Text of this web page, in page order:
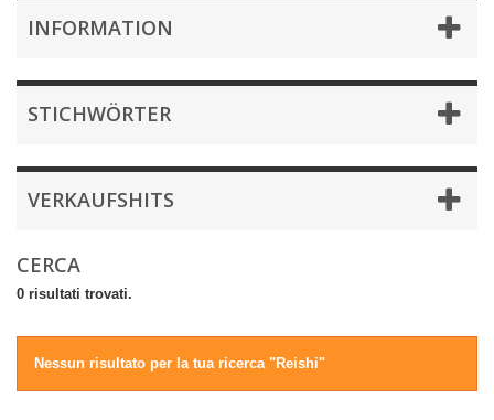
INFORMATION
STICHWÖRTER
VERKAUFSHITS
CERCA
0 risultati trovati.
Nessun risultato per la tua ricerca "Reishi"